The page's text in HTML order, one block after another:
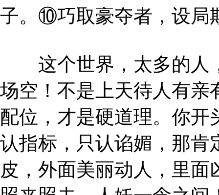
子。⑩巧取豪夺者，设局
这个世界，太多的人
场空！不是上天待人有亲
配位，才是硬道理。你开
认指标，只认谄媚，那肯
皮，外面美丽动人，里